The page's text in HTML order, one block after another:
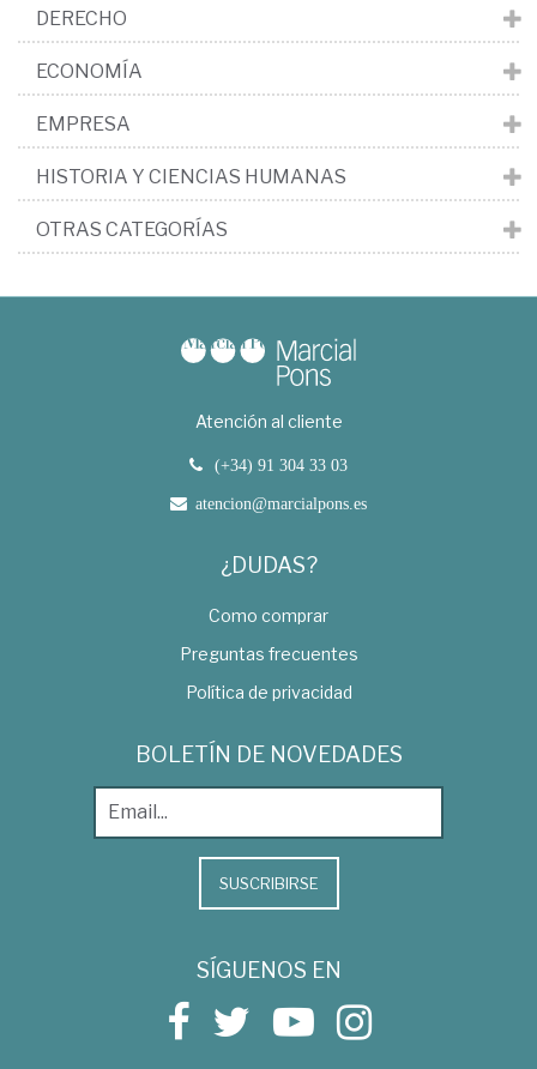
DERECHO
ECONOMÍA
EMPRESA
HISTORIA Y CIENCIAS HUMANAS
OTRAS CATEGORÍAS
Atención al cliente
(+34) 91 304 33 03
atencion@marcialpons.es
¿DUDAS?
Como comprar
Preguntas frecuentes
Política de privacidad
BOLETÍN DE NOVEDADES
SUSCRIBIRSE
SÍGUENOS EN